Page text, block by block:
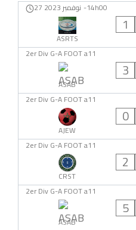
27 نوفمبر 2023 -14h00
ASRTS
1
2er Div G-A FOOT a11
ASAB
3
2er Div G-A FOOT a11
AJEW
0
2er Div G-A FOOT a11
CRST
2
2er Div G-A FOOT a11
ASAB
5